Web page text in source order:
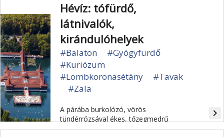
Hévíz: tófürdő,
látnivalók,
kirándulóhelyek
#Balaton
#Gyógyfürdő
#Kuriózum
#Lombkoronasétány
#Tavak
#Zala
A párába burkolózó, vörös
tündérrózsával ékes, tőzegmedrű
forrástó Európa legnagyobb gyógyító
navigate_next